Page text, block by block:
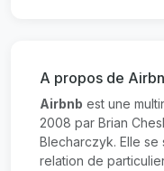
A propos de
Airbnb est une
2008 par Brian
Blecharczyk. Elle
relation de